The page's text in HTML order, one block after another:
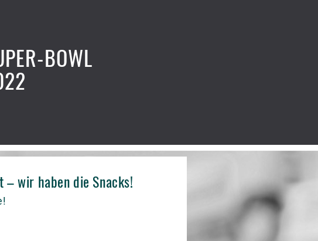
BOWL
– wir haben die Snacks!